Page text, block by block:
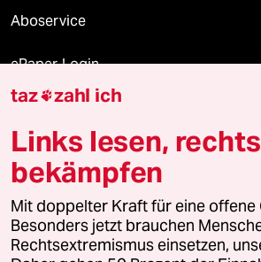
Aboservice
ePaper Login
Downloads für Abonnierende
© 2026 taz Verlags und Vertriebs GmbH
Alle Rechte vorbehalten. Bei rechtlichen Fragen
wenden Sie sich bitte an
lizenzen@taz.de
taz zahl ich
Links lesen, rechts
bekämpfen
Mit doppelter Kraft für eine offene
Besonders jetzt brauchen
Rechtsextremismus einsetzen,